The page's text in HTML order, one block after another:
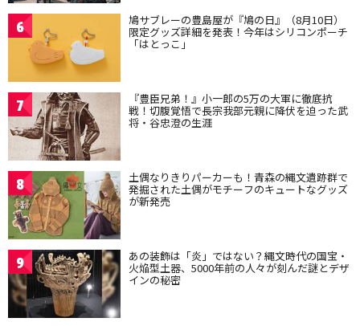
6 鳩サブレーの豊島屋が『鳩の日』（8月10日）
限定グッズ詳細を発表！今年はシリコンポーチ
「はとっこ」
7 『豊臣兄弟！』小一郎の5万の大軍に徹底抗
戦！切腹覚悟で長宗我部元親に降伏を迫った武
将・谷忠澄の生涯
8 土偶なりきりパーカーも！青森の縄文遺跡群で
発掘された土偶がモチーフのキュートなグッズ
が新発売
9 あの装飾は「炎」ではない？縄文時代の国宝・
火焔型土器、5000年前の人々が刻んだ謎とデザ
インの秘密